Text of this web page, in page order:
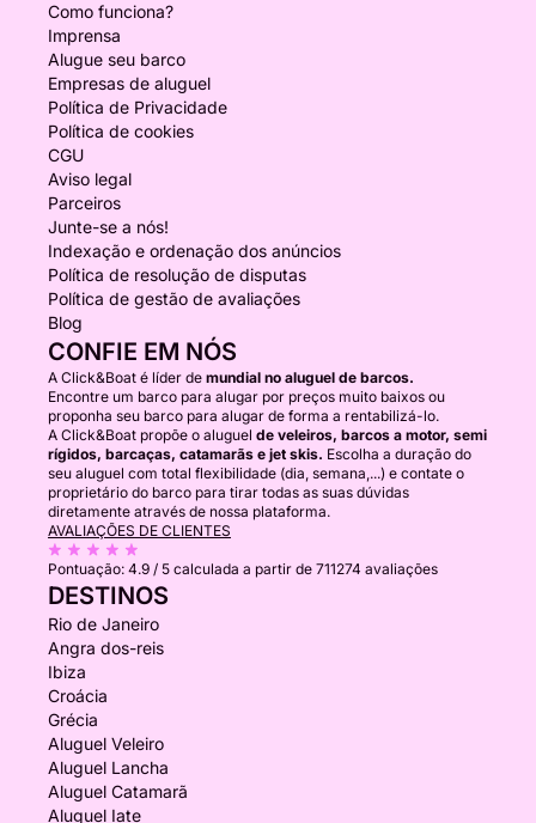
Como funciona?
Imprensa
Alugue seu barco
Empresas de aluguel
Política de Privacidade
Política de cookies
CGU
Aviso legal
Parceiros
Junte-se a nós!
Indexação e ordenação dos anúncios
Política de resolução de disputas
Política de gestão de avaliações
Blog
CONFIE EM NÓS
A Click&Boat é líder de mundial no aluguel de barcos.
Encontre um barco para alugar por preços muito baixos ou
proponha seu barco para alugar de forma a rentabilizá-lo.
A Click&Boat propõe o aluguel de veleiros, barcos a motor, semi
rígidos, barcaças, catamarãs e jet skis. Escolha a duração do
seu aluguel com total flexibilidade (dia, semana,...) e contate o
proprietário do barco para tirar todas as suas dúvidas
diretamente através de nossa plataforma.
AVALIAÇÕES DE CLIENTES
Pontuação: 4.9 / 5 calculada a partir de 711274 avaliações
DESTINOS
Rio de Janeiro
Angra dos-reis
Ibiza
Croácia
Grécia
Aluguel Veleiro
Aluguel Lancha
Aluguel Catamarã
Aluguel Iate